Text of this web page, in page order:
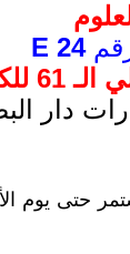
E 24
دار
الذي افتتح مساء الخميس 30/11/